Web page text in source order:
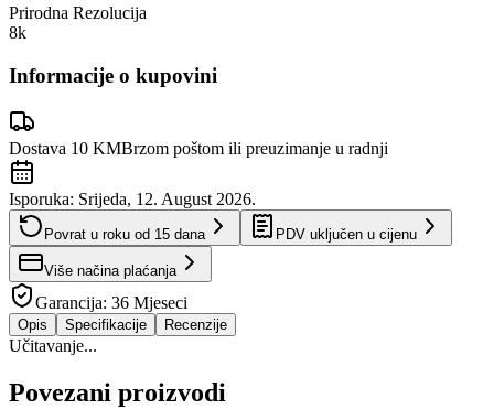
Prirodna Rezolucija
8k
Informacije o kupovini
Dostava 10 KMBrzom poštom ili preuzimanje u radnji
Isporuka: Srijeda, 12. August 2026.
Povrat u roku od 15 dana PDV uključen u cijenu
Više načina plaćanja
Garancija: 36 Mjeseci
Opis Specifikacije Recenzije
Učitavanje...
Povezani proizvodi